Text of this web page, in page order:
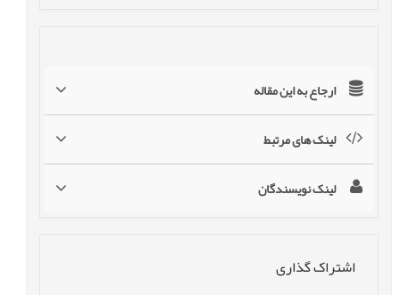
ارجاع به این مقاله
لینک های مرتبط
لینک نویسندگان
اشتراک گذاری